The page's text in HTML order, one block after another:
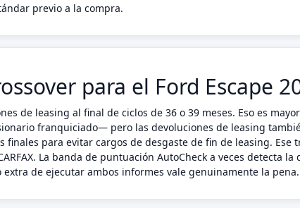
previo a la compra.
para el Ford Escape
de leasing al final de ciclos de 36 o 39 meses. Eso es
franquiciado— pero las devoluciones de leasing
para evitar cargos de desgaste de fin de leasing. Ese
La banda de puntuación AutoCheck a veces detecta la
de ejecutar ambos informes vale genuinamente la pena.